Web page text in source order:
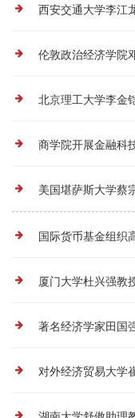
西安交通大学李江
伦敦政治经济学院
北京理工大学李金
商学院开展金融科
美国堪萨斯大学蔡
国际货币基金组织
讲学
厦门大学杜兴强教
著名经济学家田国
对外经济贸易大学